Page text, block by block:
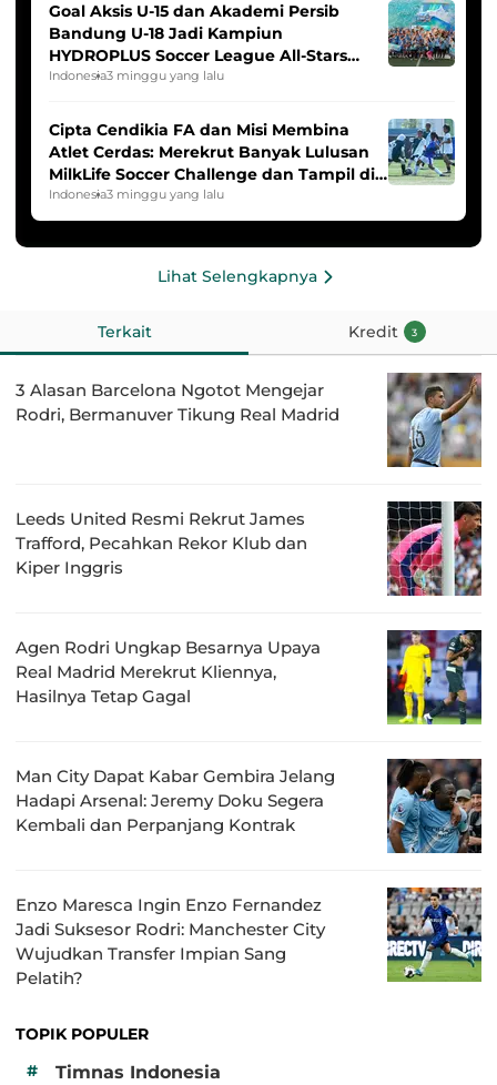
Goal Aksis U-15 dan Akademi Persib
Bandung U-18 Jadi Kampiun
HYDROPLUS Soccer League All-Stars
2025/2026
Indonesia3 minggu yang lalu
Cipta Cendikia FA dan Misi Membina
Atlet Cerdas: Merekrut Banyak Lulusan
MilkLife Soccer Challenge dan Tampil di
HYDROPLUS Soccer League
Indonesia3 minggu yang lalu
Lihat Selengkapnya
Terkait Kredit 3
3 Alasan Barcelona Ngotot Mengejar
Rodri, Bermanuver Tikung Real Madrid
Leeds United Resmi Rekrut James
Trafford, Pecahkan Rekor Klub dan
Kiper Inggris
Agen Rodri Ungkap Besarnya Upaya
Real Madrid Merekrut Kliennya,
Hasilnya Tetap Gagal
Man City Dapat Kabar Gembira Jelang
Hadapi Arsenal: Jeremy Doku Segera
Kembali dan Perpanjang Kontrak
Enzo Maresca Ingin Enzo Fernandez
Jadi Suksesor Rodri: Manchester City
Wujudkan Transfer Impian Sang
Pelatih?
TOPIK POPULER
#
Timnas Indonesia